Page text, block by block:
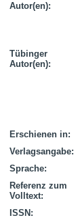
Autor(en):
Tübinger
Autor(en):
Erschienen in:
Verlagsangabe:
Sprache:
Referenz zum
Volltext:
ISSN: